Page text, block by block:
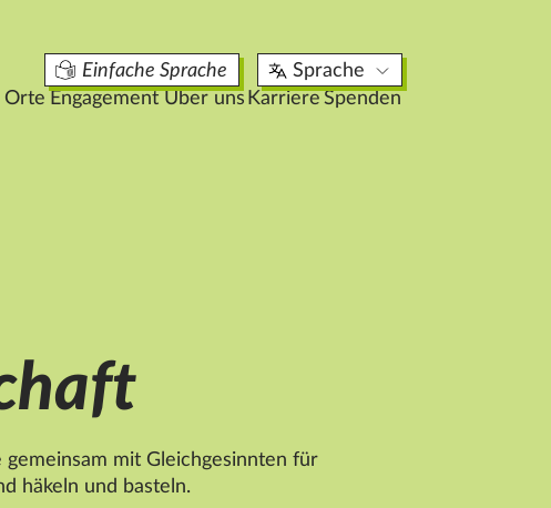
Einfache Sprache
Sprache
Orte Engagement Über uns Karriere
21 aktuelle Stellenangebote
Spenden
mit Gleichgesinnten für
häkeln und basteln.